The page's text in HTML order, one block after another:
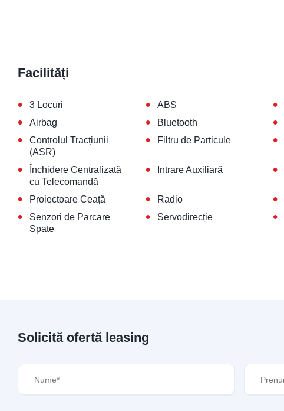
Facilități
• 3 Locuri • ABS •
• Airbag • Bluetooth •
•
Controlul Tracțiunii
(ASR)
• Filtru de Particule •
•
Închidere Centralizată
cu Telecomandă
• Intrare Auxiliară •
• Proiectoare Ceață • Radio •
•
Senzori de Parcare
Spate
• Servodirecție •
Solicită ofertă leasing